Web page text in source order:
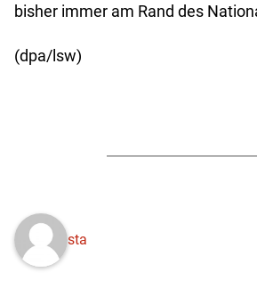
bisher immer am Rand des
(dpa/lsw)
sta